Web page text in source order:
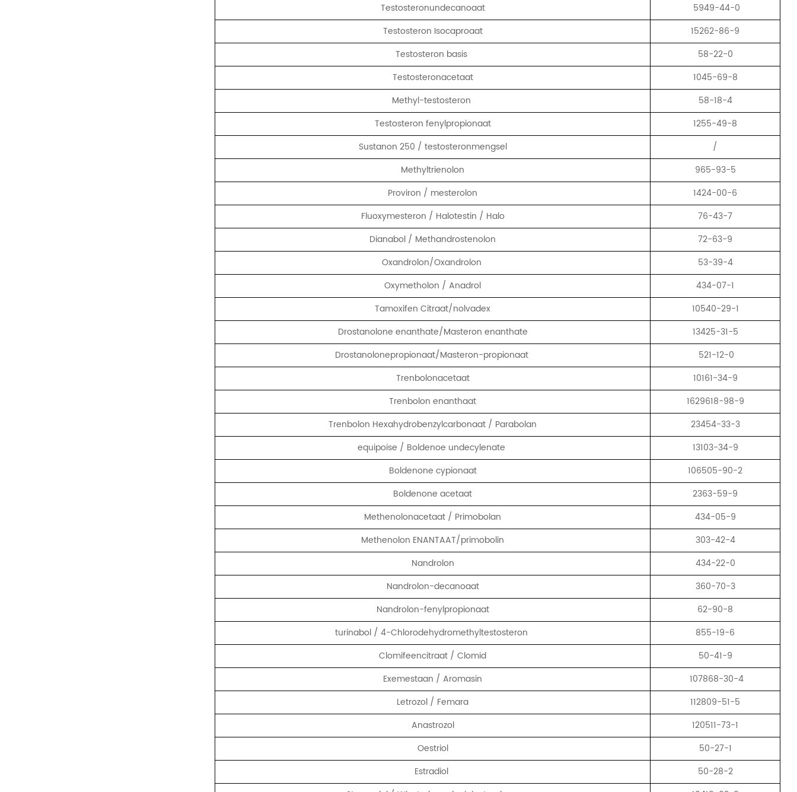
Testosteronundecanoaat
5949-44-0
Testosteron Isocaproaat
15262-86-9
Testosteron basis
58-22-0
Testosteronacetaat
1045-69-8
Methyl-testosteron
58-18-4
Testosteron fenylpropionaat
1255-49-8
Sustanon 250 / testosteronmengsel
/
Methyltrienolon
965-93-5
Proviron / mesterolon
1424-00-6
Fluoxymesteron / Halotestin / Halo
76-43-7
Dianabol / Methandrostenolon
72-63-9
Oxandrolon/Oxandrolon
53-39-4
Oxymetholon / Anadrol
434-07-1
Tamoxifen Citraat/nolvadex
10540-29-1
Drostanolone enanthate/Masteron enanthate
13425-31-5
Drostanolonepropionaat/Masteron-propionaat
521-12-0
Trenbolonacetaat
10161-34-9
Trenbolon enanthaat
1629618-98-9
Trenbolon Hexahydrobenzylcarbonaat / Parabolan
23454-33-3
equipoise / Boldenoe undecylenate
13103-34-9
Boldenone cypionaat
106505-90-2
Boldenone acetaat
2363-59-9
Methenolonacetaat / Primobolan
434-05-9
Methenolon ENANTAAT/primobolin
303-42-4
Nandrolon
434-22-0
Nandrolon-decanoaat
360-70-3
Nandrolon-fenylpropionaat
62-90-8
turinabol / 4-Chlorodehydromethyltestosteron
855-19-6
Clomifeencitraat / Clomid
50-41-9
Exemestaan ​​/ Aromasin
107868-30-4
Letrozol / Femara
112809-51-5
Anastrozol
120511-73-1
Oestriol
50-27-1
Estradiol
50-28-2